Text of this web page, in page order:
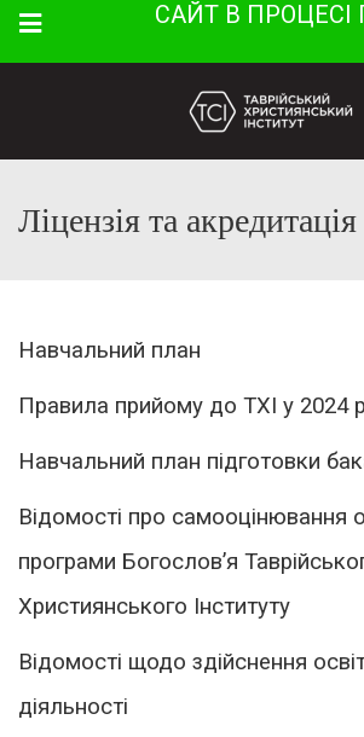
Menu САЙТ В
Ліцензія та акредитація
Навчальний план
Правила прийому до ТХІ у 2024
Навчальний план підготовки
Відомості про самооцінювання
програми Богослов’я
Християнського Інституту
Відомості щодо здійснення
діяльності